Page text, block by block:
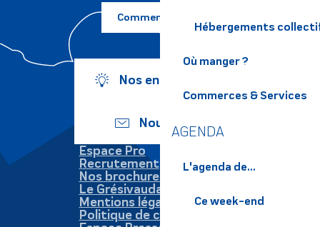
Hébergements
Où manger ?
Commerces & Services
AGENDA
L'agenda de...
Ce week-end
Comment venir ?
Nos engagements
Nous écrire
Espace Pro
Recrutement
Nos brochures
Le Grésivaudan
Mentions légales
Politique de confidentialité